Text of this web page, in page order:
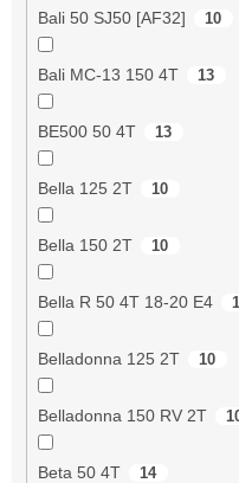
Bali 50 SJ50 [AF32] 10
Bali MC-13 150 4T 13
BE500 50 4T 13
Bella 125 2T 10
Bella 150 2T 10
Bella R 50 4T 18-20 E4 1
Belladonna 125 2T 10
Belladonna 150 RV 2T
Beta 50 4T 14